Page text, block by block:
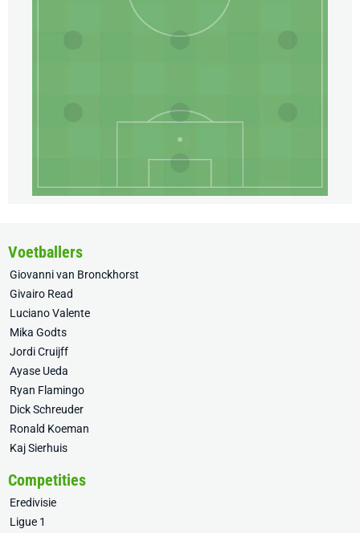
Voetballers
Giovanni van Bronckhorst
Givairo Read
Luciano Valente
Mika Godts
Jordi Cruijff
Ayase Ueda
Ryan Flamingo
Dick Schreuder
Ronald Koeman
Kaj Sierhuis
Competities
Eredivisie
Ligue 1